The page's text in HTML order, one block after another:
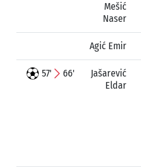
Mešić
Naser
Agić Emir
57' 66'
Jašarević
Eldar